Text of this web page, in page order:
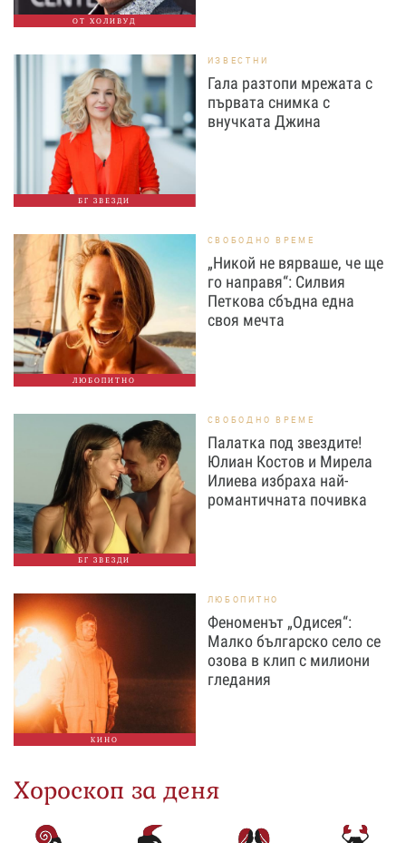
ОТ ХОЛИВУД
БГ ЗВЕЗДИ
ИЗВЕСТНИ
Гала разтопи мрежата с
първата снимка с
внучката Джина
ЛЮБОПИТНО
СВОБОДНО ВРЕМЕ
„Никой не вярваше, че ще
го направя“: Силвия
Петкова сбъдна една
своя мечта
БГ ЗВЕЗДИ
СВОБОДНО ВРЕМЕ
Палатка под звездите!
Юлиан Костов и Мирела
Илиева избраха най-
романтичната почивка
КИНО
ЛЮБОПИТНО
Феноменът „Одисея“:
Малко българско село се
озова в клип с милиони
гледания
Хороскоп за деня